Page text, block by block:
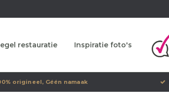
restauratie Inspiratie foto's
origineel, Géén namaak